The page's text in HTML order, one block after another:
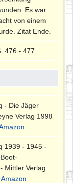
Es war
von einem
Zitat Ende.
476 - 477.
- Die Jäger
Verlag 1998
1939 - 1945 -
Mittler Verlag